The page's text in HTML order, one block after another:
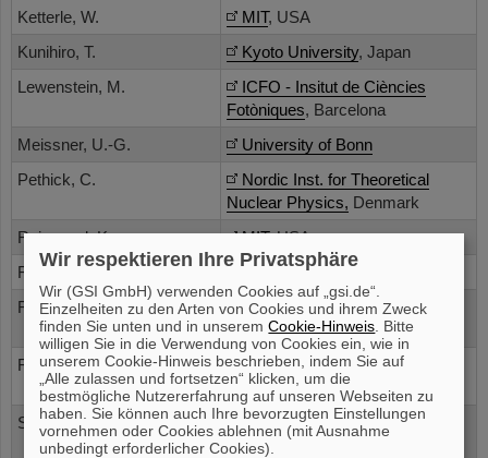
Ketterle, W.
MIT, USA
Kunihiro, T.
Kyoto University, Japan
Lewenstein, M.
ICFO - Insitut de Ciències
Fotòniques, Barcelona
Meissner, U.-G.
University of Bonn
Pethick, C.
Nordic Inst. for Theoretical
Nuclear Physics, Denmark
Rajagopal, K.
MIT, USA
Redlich, K.
University of Wroclaw
Redmer, R.
University of Rostock,
Germany
Röpke, G.
University of Rostock,
Germany
Schuch, R.
University of Stockholm,
Sweden
Wir respektieren Ihre Privatsphäre
Wir (GSI GmbH) verwenden Cookies auf „gsi.de“.
Einzelheiten zu den Arten von Cookies und ihrem Zweck
finden Sie unten und in unseremCookie-Hinweis . Bitte
willigen Sie in die Verwendung von Cookies ein, wie in
unserem Cookie-Hinweis beschrieben, indem Sie auf
„Alle zulassen und fortsetzen“ klicken, um die
bestmögliche Nutzererfahrung auf unseren Webseiten zu
haben. Sie können auch Ihre bevorzugten Einstellungen
vornehmen oder Cookies ablehnen (mit Ausnahme
unbedingt erforderlicher Cookies).